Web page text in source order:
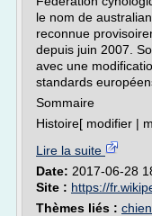
le nom de
reconnue
depuis juin 2007.
avec une
standards
Sommaire
Histoire[ modifier |
Lire la suite
Date: 2017-06-28
Site : https://
Thèmes liés :